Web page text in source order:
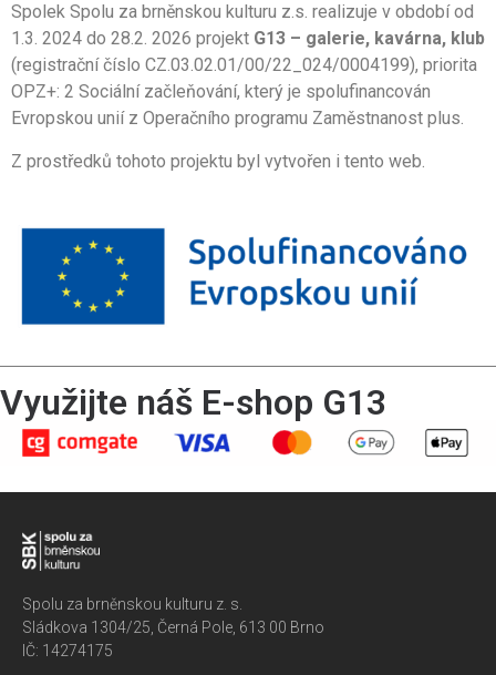
Spolek Spolu za brněnskou kulturu z.s. realizuje v období od
1.3. 2024 do 28.2. 2026 projekt G13 – galerie, kavárna, klub
(registrační číslo CZ.03.02.01/00/22_024/0004199), priorita
OPZ+: 2 Sociální začleňování, který je spolufinancován
Evropskou unií z Operačního programu Zaměstnanost plus.
Z prostředků tohoto projektu byl vytvořen i tento web.
Využijte náš E-shop G13
Spolu za brněnskou kulturu z. s.
Sládkova 1304/25, Černá Pole, 613 00 Brno
IČ: 14274175